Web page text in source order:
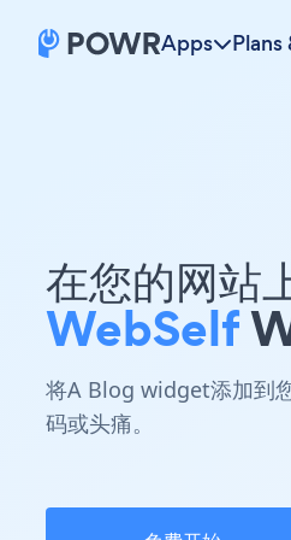
Apps Plans
在您的网站
WebSelf
将A Blog widget添加到
码或头痛。